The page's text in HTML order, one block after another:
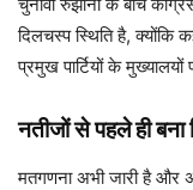
दिलचस्प स्थिति है, क्योंकि
प्रमुख पार्टियों के
नतीजों से पहले ही बना
मतगणना अभी जारी है और